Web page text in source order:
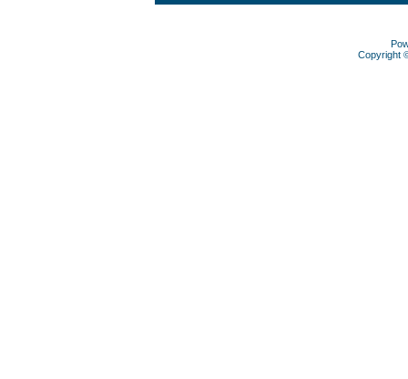
Copyright